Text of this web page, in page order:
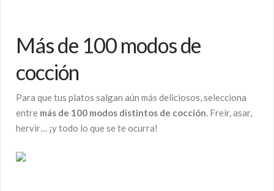
Más de 100 modos de
cocción
Para que tus platos salgan aún más deliciosos, selecciona
entre más de 100 modos distintos de cocción. Freír, asar,
hervir… ¡y todo lo que se te ocurra!